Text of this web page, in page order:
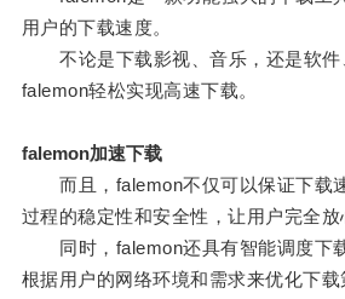
用户的下载速度。
不论是下载影视、音乐，还是软件
falemon轻松实现高速下载。
falemon加速下载
而且，falemon不仅可以保证下载
过程的稳定性和安全性，让用户完全放
同时，falemon还具有智能调度下
根据用户的网络环境和需求来优化下